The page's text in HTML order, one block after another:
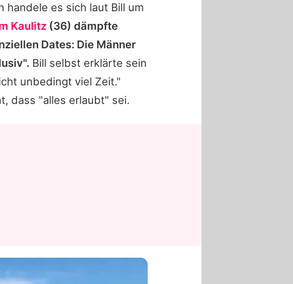
handele es sich laut Bill um
Kaulitz (36) dämpfte
Dates: Die Männer
Bill selbst erklärte sein
unbedingt viel Zeit."
dass "alles erlaubt" sei.